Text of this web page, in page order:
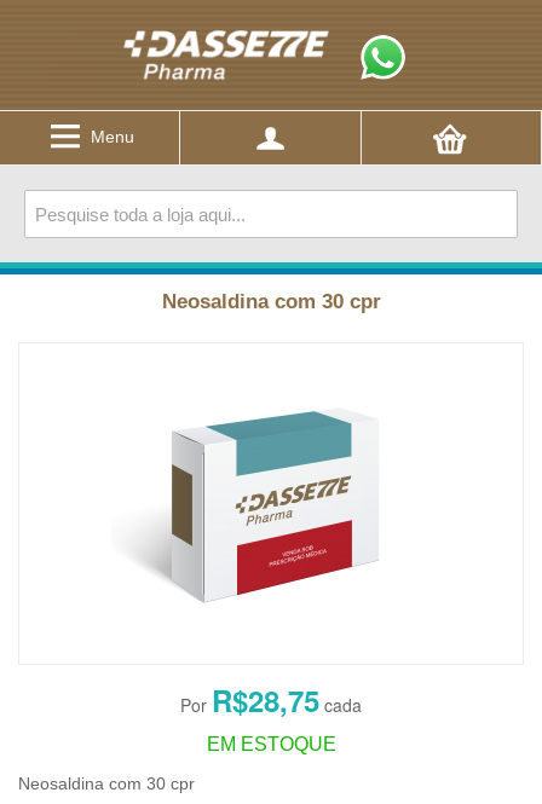
Menu
Neosaldina com 30 cpr
R$28,75
EM ESTOQUE
Neosaldina com 30 cpr